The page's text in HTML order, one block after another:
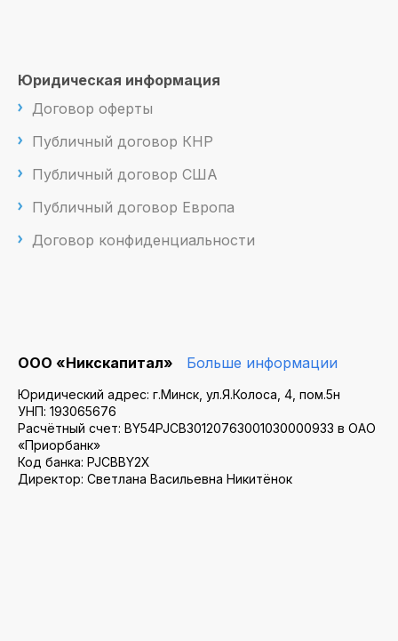
Юридическая информация
Договор оферты
Публичный договор КНР
Публичный договор США
Публичный договор Европа
Договор конфиденциальности
ООО «Никскапитал» Больше информации
Юридический адрес: г.Минск, ул.Я.Колоса, 4, пом.5н
УНП: 193065676
Расчётный счет: BY54PJCB30120763001030000933 в ОАО
«Приорбанк»
Код банка: PJCBBY2X
Директор: Светлана Васильевна Никитёнок